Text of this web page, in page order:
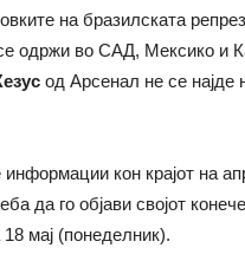
на бразилската
се одржи во САД, Мексико и
од Арсенал не се најде
кон крајот на
да го објави својот
мај (понеделник).